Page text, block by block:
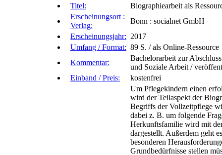
Titel:
Biographiearbeit als
Erscheinungsort :
Verlag:
Bonn : socialnet GmbH
Erscheinungsjahr: 2017
Umfang / Format: 89 S. / als Online-Ressource
Kommentar:
Bachelorarbeit zur
und Soziale Arbeit /
Einband / Preis:
kostenfrei
Um Pflegekindern einen
wird der Teilaspekt der
Begriffs der Vollzeitpflege
dabei z. B. um folgende
Herkunftsfamilie wird mit
dargestellt. Außerdem geht
besonderen
Grundbedürfnisse stellen